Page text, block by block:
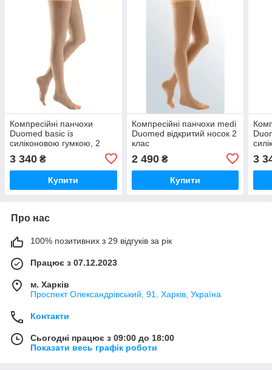
Компресійні панчохи
Duomed basic із
силіконовою гумкою, 2
клас із відкритим носком,
широке стегно
3 340 ₴
Купити
Компресійні панчохи medi
Duomed відкритий носок 2
клас
2 490₴
Купити
3
Про нас
100% позитивних з 29 відгуків за рік
Працює з 07.12.2023
м. Харків
Проспект Олександрівський, 91, Харків, Україна
Контакти
Сьогодні працює з 09:00 до 18:00
Показати весь графік роботи